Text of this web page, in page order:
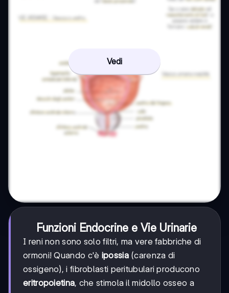
Vedi
Funzioni Endocrine e Vie Urinarie
I reni non sono solo filtri, ma vere fabbriche di
ormoni! Quando c'è ipossia(carenza di
ossigeno), i fibroblasti peritubulari producono
eritropoietina, che stimola il midollo osseo a